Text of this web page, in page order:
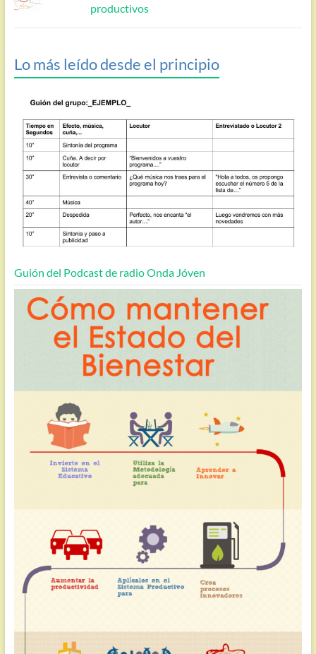
productivos
Lo más leído desde el principio
Guión del Podcast de radio Onda Jóven